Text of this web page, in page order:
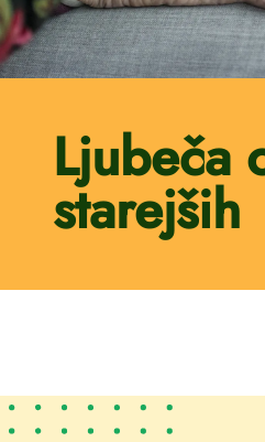
Ljubeča
starejših